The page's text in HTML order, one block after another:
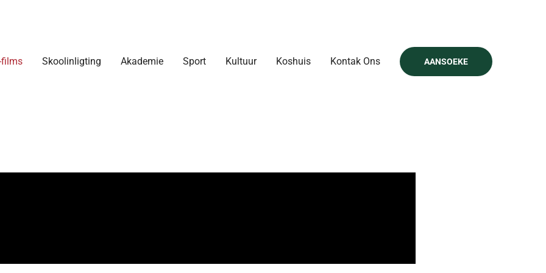
films Skoolinligting Akademie Sport Kultuur Koshuis Kontak Ons AANSOEKE